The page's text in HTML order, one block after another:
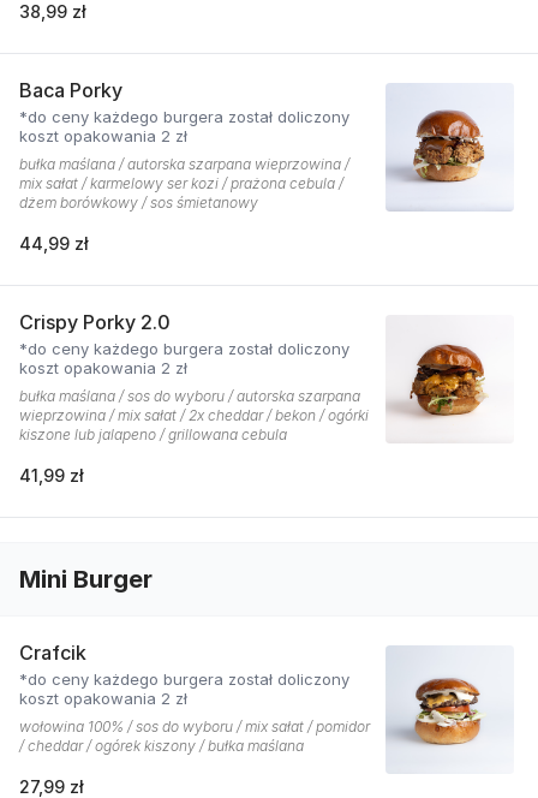
38,99 zł
Baca Porky
*do ceny każdego burgera został doliczony
koszt opakowania 2 zł
bułka maślana / autorska szarpana wieprzowina /
mix sałat / karmelowy ser kozi / prażona cebula /
dżem borówkowy / sos śmietanowy
44,99 zł
Crispy Porky 2.0
*do ceny każdego burgera został doliczony
koszt opakowania 2 zł
bułka maślana / sos do wyboru / autorska szarpana
wieprzowina / mix sałat / 2x cheddar / bekon / ogórki
kiszone lub jalapeno / grillowana cebula
41,99 zł
Mini Burger
Crafcik
*do ceny każdego burgera został doliczony
koszt opakowania 2 zł
wołowina 100% / sos do wyboru / mix sałat / pomidor
/ cheddar / ogórek kiszony / bułka maślana
27,99 zł